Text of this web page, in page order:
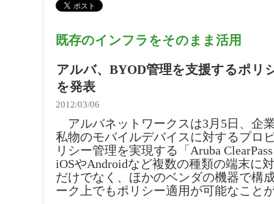
既存のインフラをそのまま活用
アルバ、BYOD管理を支援するポリ
を発表
2012/03/06
アルバネットワークスは3月5日、企
私物のモバイルデバイスに対するプロ
リシー管理を実現する「Aruba
iOSやAndroidなど複数の種類の端末に
だけでなく、ほかのベンダの機器で構
ーク上でもポリシー適用が可能なこと